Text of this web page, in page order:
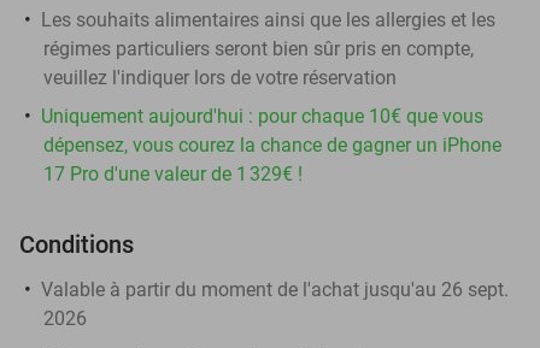
Les souhaits alimentaires ainsi que les allergies et les
régimes particuliers seront bien sûr pris en compte,
veuillez l'indiquer lors de votre réservation
Uniquement aujourd'hui : pour chaque 10€ que vous
dépensez, vous courez la chance de gagner un iPhone
17 Pro d'une valeur de 1 329€ !
Conditions
Valable à partir du moment de l'achat jusqu'au 26 sept.
2026